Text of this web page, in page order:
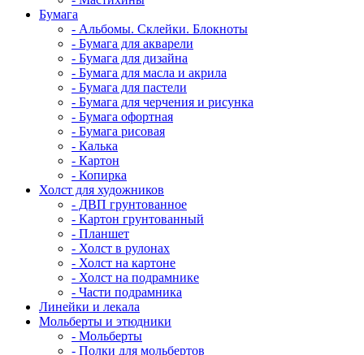
Бумага
- Альбомы. Склейки. Блокноты
- Бумага для акварели
- Бумага для дизайна
- Бумага для масла и акрила
- Бумага для пастели
- Бумага для черчения и рисунка
- Бумага офортная
- Бумага рисовая
- Калька
- Картон
- Копирка
Холст для художников
- ДВП грунтованное
- Картон грунтованный
- Планшет
- Холст в рулонах
- Холст на картоне
- Холст на подрамнике
- Части подрамника
Линейки и лекала
Мольберты и этюдники
- Мольберты
- Полки для мольбертов